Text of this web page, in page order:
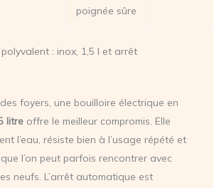
poignée sûre
: inox, 1,5 l et arrêt
foyers, une bouilloire électrique en
litreoffre le meilleur compromis. Elle
l’eau, résiste bien à l’usage répété et
l’on peut parfois rencontrer avec
neufs. L’arrêt automatique est